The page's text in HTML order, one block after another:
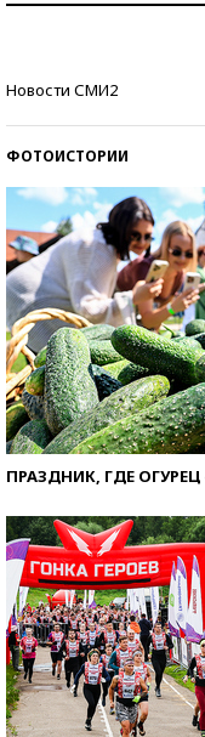
Новости СМИ2
ФОТОИСТОРИИ
ПРАЗДНИК, ГДЕ